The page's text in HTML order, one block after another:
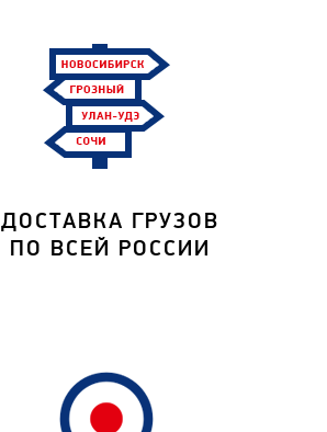
ДОСТАВКА ГРУЗОВ
ПО ВСЕЙ РОССИИ